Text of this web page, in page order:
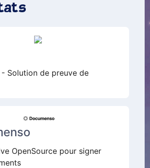
Solution de preuve de
OpenSource pour signer